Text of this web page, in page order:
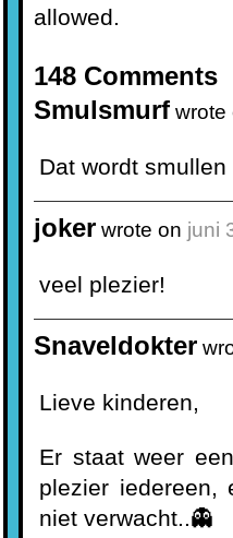
allowed.
148 Comments
Smulsmurf
Dat wordt
joker wrote on juni
veel plezier!
Snaveldokter
Lieve kinderen,
Er staat weer
plezier
niet verwacht..👻